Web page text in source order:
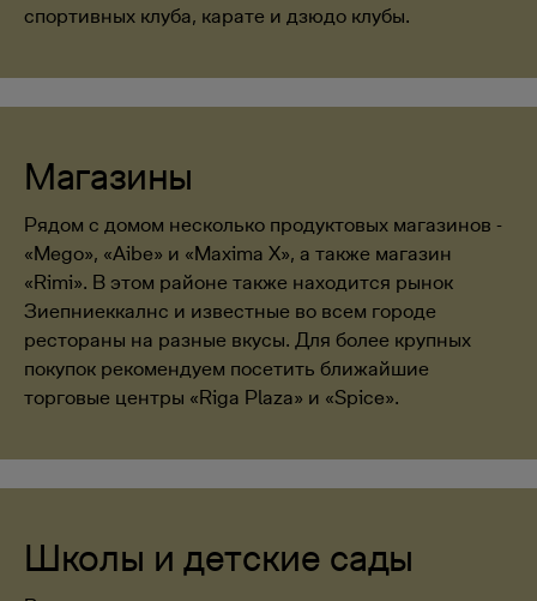
спортивных клуба, карате и дзюдо клубы.
Магазины
Рядом с домом несколько продуктовых магазинов -
«Mego», «Aibe» и «Maxima X», а также магазин
«Rimi». В этом районе также находится рынок
Зиепниеккалнс и известные во всем городе
рестораны на разные вкусы. Для более крупных
покупок рекомендуем посетить ближайшие
торговые центры «Riga Plaza» и «Spice».
Школы и детские сады